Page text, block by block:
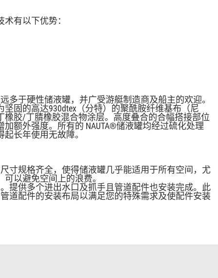
有以下优势：
多于硬性储液罐，并广受游艇制造商及船主的欢迎。
固的高达930dtex（分特）的聚酰胺纤维基布（尼
橡胶/丁腈橡胶混合物涂层。高度叠合的合幅搭接部位
额外强度。所有的 NAUTA®储液罐均经过硫化处理
长年使用无故障。
寸规格齐全，使得储液罐几乎能适用于所有空间，尤
以避免空间上的浪费。
提供多个进出水口及抓手且管道配件也安装完成。此
道配件的安装布局以满足您的特殊需求及使配件安装